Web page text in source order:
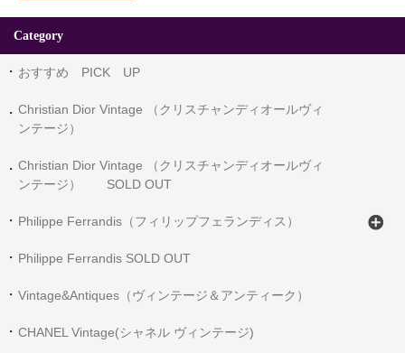
Category
おすすめ PICK UP
Christian Dior Vintage （クリスチャンディオールヴィ
ンテージ）
Christian Dior Vintage （クリスチャンディオールヴィ
ンテージ） SOLD OUT
Philippe Ferrandis（フィリップフェランディス）
Philippe Ferrandis SOLD OUT
Vintage&Antiques（ヴィンテージ＆アンティーク）
CHANEL Vintage(シャネル ヴィンテージ)